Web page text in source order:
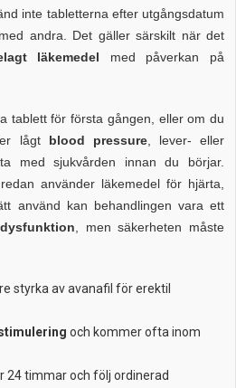
inte tabletterna efter utgångsdatum
andra. Det gäller särskilt när det
läkemedel med påverkan på
tablett för första gången, eller om du
lågt blood pressure, lever- eller
med sjukvården innan du börjar.
använder läkemedel för hjärta,
använd kan behandlingen vara ett
, men säkerheten måste
styrka av avanafil för erektil
och kommer ofta inom
24 timmar och följ ordinerad